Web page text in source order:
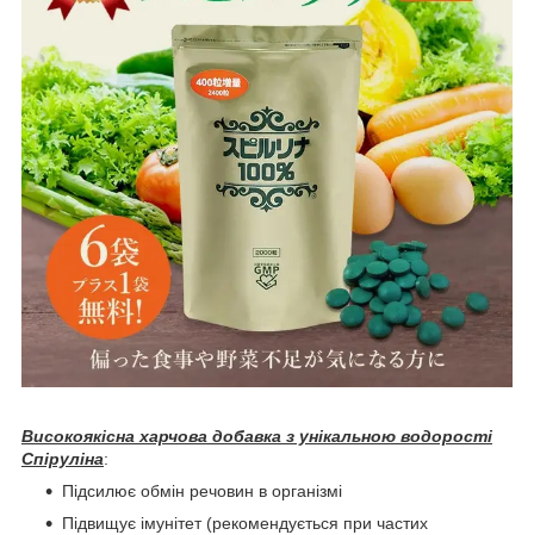
Високоякісна харчова добавка з унікальною водорості
Спіруліна:
Підсилює обмін речовин в організмі
Підвищує імунітет (рекомендується при частих